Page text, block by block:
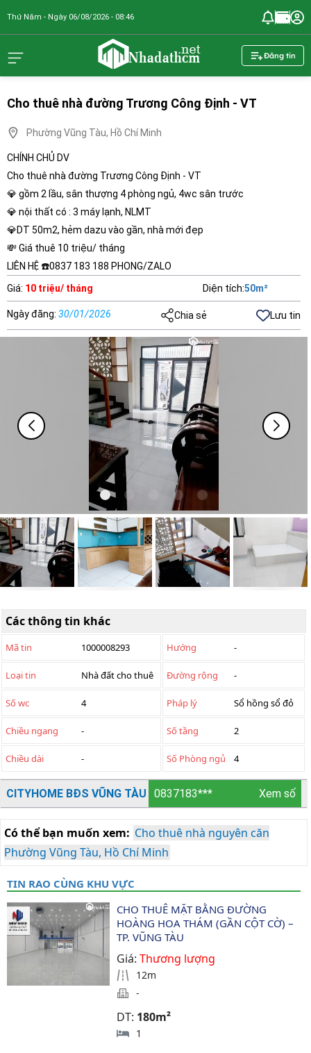
Thứ Năm - Ngày 06/08/2026 - 08:46
Đăng tin
Cho thuê nhà đường Trương Công Định - VT
Phường Vũng Tàu, Hồ Chí Minh
CHÍNH CHỦ DV
Cho thuê nhà đường Trương Công Định - VT
💎 gồm 2 lầu, sân thượng 4 phòng ngủ, 4wc sân trước
💎 nội thất có : 3 máy lạnh, NLMT
💎DT 50m2, hẻm dazu vào gần, nhà mới đẹp
💸 Giá thuê 10 triệu/ tháng
LIÊN HỆ ☎️0837 183 188 PHONG/ZALO
Giá: 10 triệu/ tháng Diện tích:50m²
Ngày đăng: 30/01/2026 Chia sẻ Lưu tin
Các thông tin khác
Mã tin 1000008293 Hướng -
Loại tin Nhà đất cho thuê Đường rộng -
Số wc 4 Pháp lý Sổ hồng sổ đỏ
Chiều ngang - Số tầng 2
Chiều dài - Số Phòng ngủ 4
CITYHOME BĐS VŨNG TÀU 0837183*** Xem số
Có thể bạn muốn xem: Cho thuê nhà nguyên căn
Phường Vũng Tàu, Hồ Chí Minh
TIN RAO CÙNG KHU VỰC
CHO THUÊ MẶT BẰNG ĐƯỜNG
HOÀNG HOA THÁM (GẦN CỘT CỜ) –
TP. VŨNG TÀU
Giá:Thương lượng
12m
-
DT: 180m²
1